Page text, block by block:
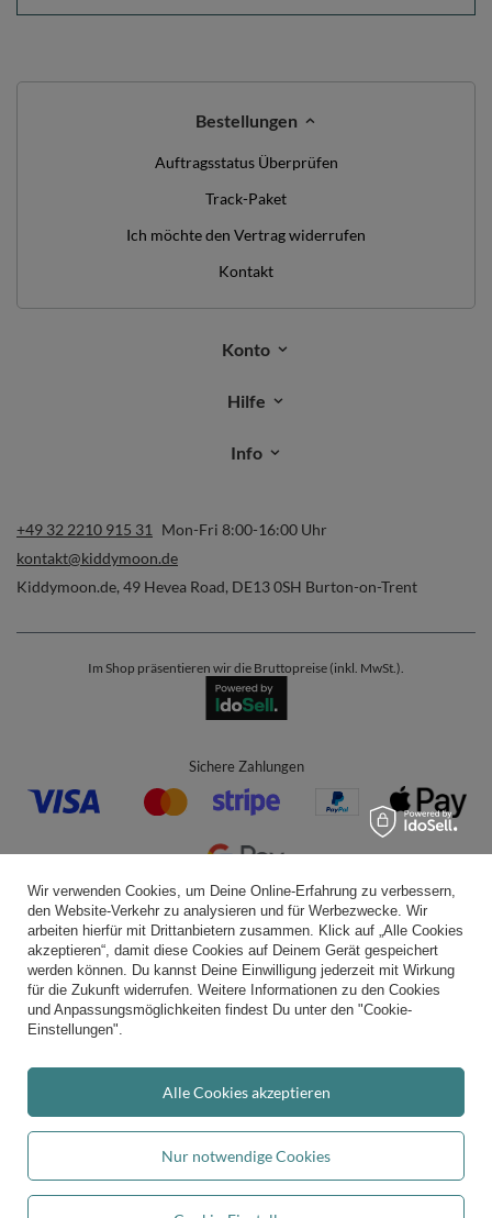
Bestellungen
Auftragsstatus Überprüfen
Track-Paket
Ich möchte den Vertrag widerrufen
Kontakt
Konto
Hilfe
Info
+49 32 2210 915 31
Mon-Fri 8:00-16:00 Uhr
kontakt@kiddymoon.de
Kiddymoon.de, 49 Hevea Road, DE13 0SH Burton-on-Trent
Im Shop präsentieren wir die Bruttopreise (inkl. MwSt.).
Sichere Zahlungen
Bequeme Lieferung
Du kannst uns vertrauen
Folge uns:
Wir verwenden Cookies, um Deine Online-Erfahrung zu verbessern,
den Website-Verkehr zu analysieren und für Werbezwecke. Wir
arbeiten hierfür mit Drittanbietern zusammen. Klick auf „Alle Cookies
akzeptieren“, damit diese Cookies auf Deinem Gerät gespeichert
werden können. Du kannst Deine Einwilligung jederzeit mit Wirkung
für die Zukunft widerrufen. Weitere Informationen zu den Cookies
und Anpassungsmöglichkeiten findest Du unter den "Cookie-
Einstellungen".
Nur notwendige Cookies
Alle Cookies akzeptieren